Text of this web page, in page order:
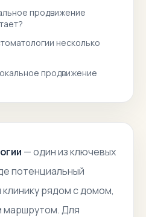
продвижение
несколько
продвижение
— один из ключевых
потенциальный
рядом с домом,
маршрутом. Для